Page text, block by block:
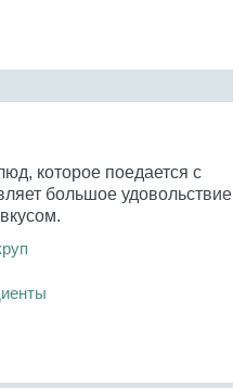
которое поедается с
большое удовольствие